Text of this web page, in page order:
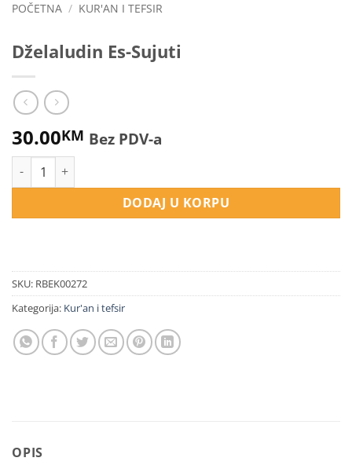
POČETNA / KUR'AN I TEFSIR
Dželaludin Es-Sujuti
30.00KM Bez PDV-a
Dželaludin Es-Sujuti količina
DODAJ U KORPU
SKU: RBEK00272
Kategorija: Kur'an i tefsir
OPIS